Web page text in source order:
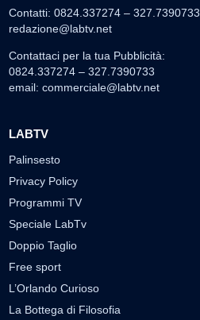
Contatti: 0824.337274 – 327.7390733
redazione@labtv.net
Contattaci per la tua Pubblicità:
0824.337274 – 327.7390733
email: commerciale@labtv.net
LABTV
Palinsesto
Privacy Policy
Programmi TV
Speciale LabTv
Doppio Taglio
Free sport
L’Orlando Curioso
La Bottega di Filosofia